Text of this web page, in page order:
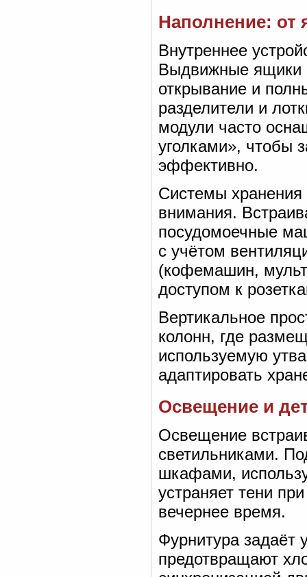
Наполнение: от
Внутреннее
Выдвижные ящики
открывание и
разделители и
модули часто
уголками», чтобы
эффективно.
Системы хранения
внимания.
посудомоечные
с учётом
(кофемашин,
доступом к
Вертикальное
колонн, где
используемую
адаптировать
Освещение и
Освещение
светильниками.
шкафами,
устраняет тени
вечернее время.
Фурнитура
предотвращают